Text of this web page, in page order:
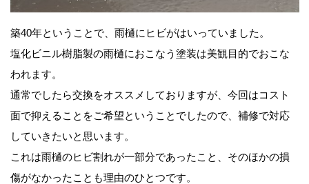
築40年ということで、雨樋にヒビがはいっていました。
塩化ビニル樹脂製の雨樋におこなう塗装は美観目的でおこな
われます。
通常でしたら交換をオススメしておりますが、今回はコスト
面で抑えることをご希望ということでしたので、補修で対応
していきたいと思います。
これは雨樋のヒビ割れが一部分であったこと、そのほかの損
傷がなかったことも理由のひとつです。